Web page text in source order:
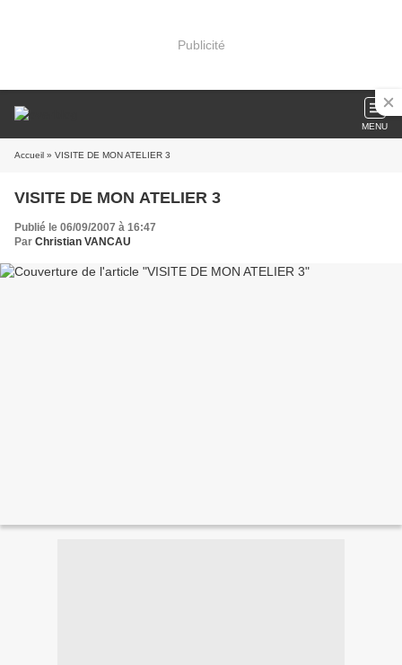
Publicité
MENU
Accueil » VISITE DE MON ATELIER 3
VISITE DE MON ATELIER 3
Publié le 06/09/2007 à 16:47
Par Christian VANCAU